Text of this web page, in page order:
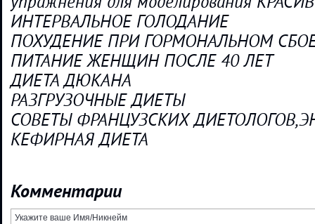
ИНТЕРВАЛЬНОЕ ГОЛОДАНИЕ
ПОХУДЕНИЕ ПРИ ГОРМОНАЛЬНОМ
ПИТАНИЕ ЖЕНЩИН ПОСЛЕ 40 ЛЕТ
ДИЕТА ДЮКАНА
РАЗГРУЗОЧНЫЕ ДИЕТЫ
СОВЕТЫ ФРАНЦУЗСКИХ
КЕФИРНАЯ ДИЕТА
Комментарии